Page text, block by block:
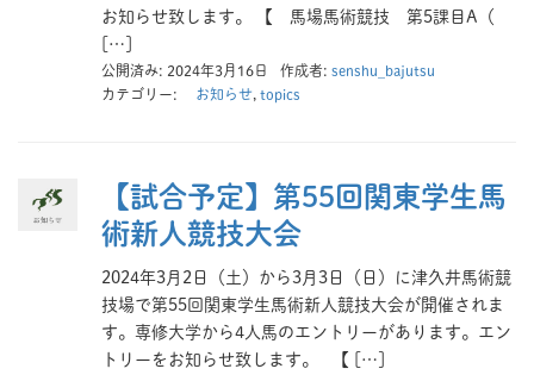
お知らせ致します。 【 馬場馬術競技 第5課目A（
[…]
公開済み: 2024年3月16日 作成者: senshu_bajutsu
カテゴリー:
お知らせ topics
【試合予定】第55回関東学生馬
術新人競技大会
2024年3月2日（土）から3月3日（日）に津久井馬術競
技場で第55回関東学生馬術新人競技大会が開催されま
す。専修大学から4人馬のエントリーがあります。エン
トリーをお知らせ致します。 【 […]